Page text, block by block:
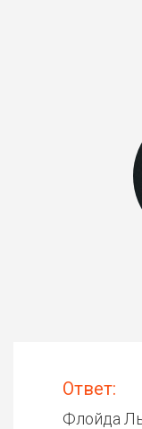
Ответ:
Флойда